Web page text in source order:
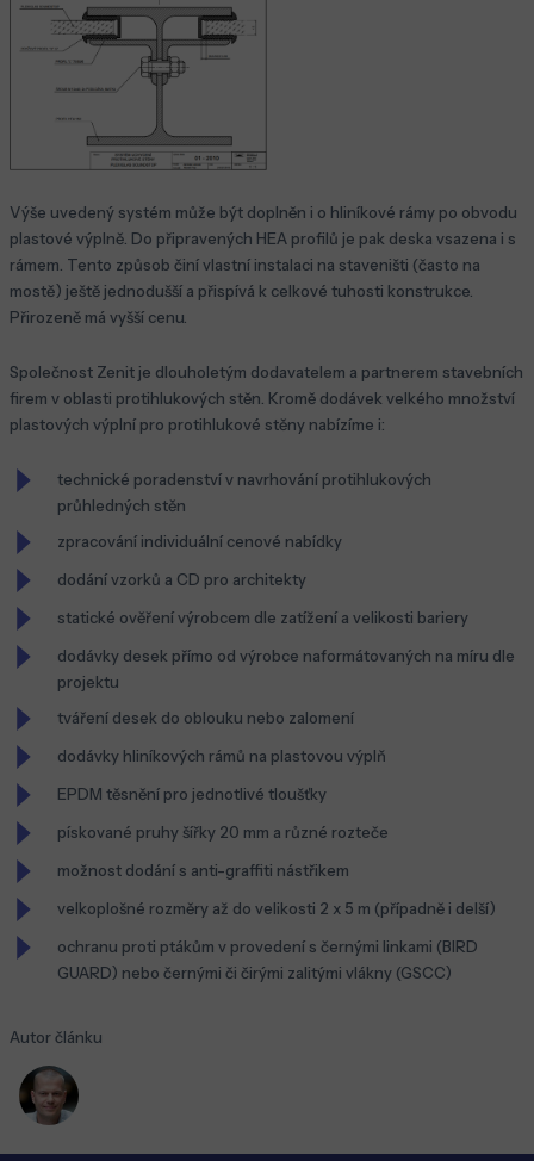
Výše uvedený systém může být doplněn i o hliníkové rámy po obvodu
plastové výplně. Do připravených HEA profilů je pak deska vsazena i s
rámem. Tento způsob činí vlastní instalaci na staveništi (často na
mostě) ještě jednodušší a přispívá k celkové tuhosti konstrukce.
Přirozeně má vyšší cenu.
Společnost Zenit je dlouholetým dodavatelem a partnerem stavebních
firem v oblasti protihlukových stěn. Kromě dodávek velkého množství
plastových výplní pro protihlukové stěny nabízíme i:
technické poradenství v navrhování protihlukových
průhledných stěn
zpracování individuální cenové nabídky
dodání vzorků a CD pro architekty
statické ověření výrobcem dle zatížení a velikosti bariery
dodávky desek přímo od výrobce naformátovaných na míru dle
projektu
tváření desek do oblouku nebo zalomení
dodávky hliníkových rámů na plastovou výplň
EPDM těsnění pro jednotlivé tloušťky
pískované pruhy šířky 20 mm a různé rozteče
možnost dodání s anti-graffiti nástřikem
velkoplošné rozměry až do velikosti 2 x 5 m (případně i delší)
ochranu proti ptákům v provedení s černými linkami (BIRD
GUARD) nebo černými či čirými zalitými vlákny (GSCC)
Autor článku